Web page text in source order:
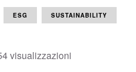
ESG SUSTAINABILITY
visualizzazioni